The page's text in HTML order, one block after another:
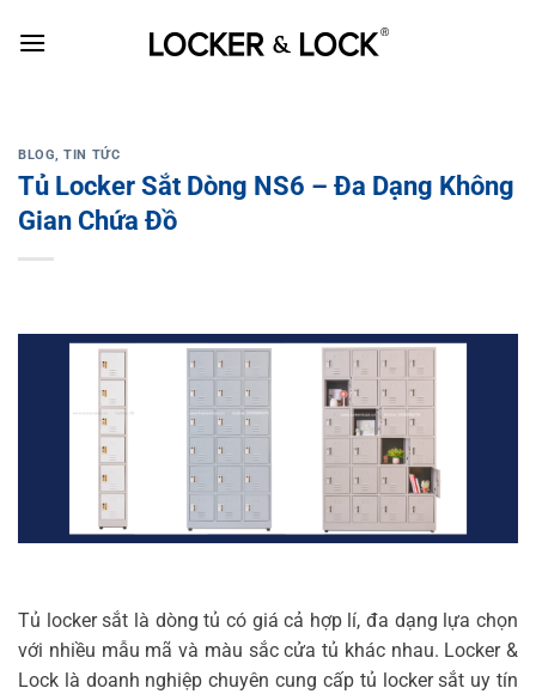
BLOG,TIN TỨC
Tủ Locker Sắt Dòng NS6 – Đa Dạng Không
Gian Chứa Đồ
Tủ locker sắt là dòng tủ có giá cả hợp lí, đa dạng lựa chọn
với nhiều mẫu mã và màu sắc cửa tủ khác nhau. Locker &
Lock là doanh nghiệp chuyên cung cấp tủ locker sắt uy tín